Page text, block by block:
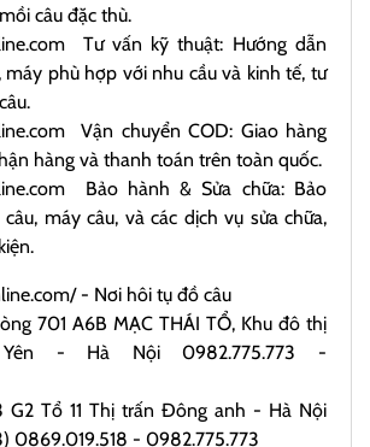
câu đặc thù.
Tư vấn kỹ thuật: Hướng dẫn
máy phù hợp với nhu cầu và kinh tế, tư
Vận chuyển COD: Giao hàng
hàng và thanh toán trên toàn quốc.
Bảo hành & Sửa chữa: Bảo
máy câu, và các dịch vụ sửa chữa,
- Nơi hôi tụ đồ câu
701 A6B MẠC THÁI TỔ, Khu đô thị
Yên - Hà Nội 0982.775.773 -
G2 Tổ 11 Thị trấn Đông anh - Hà Nội
0869.019.518 - 0982.775.773